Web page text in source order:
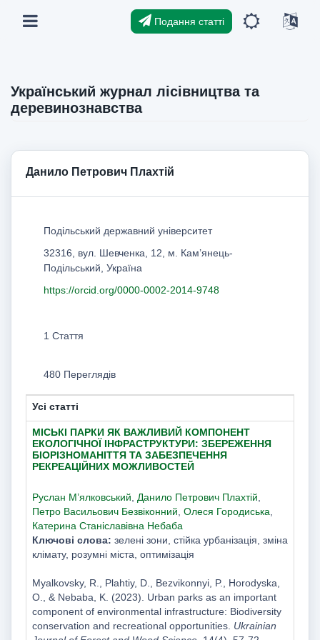
Подання статті
Український журнал лісівництва та
деревинознавства
Данило Петрович Плахтій
Подільський державний університет
32316, вул. Шевченка, 12, м. Кам’янець-
Подільський, Україна
https://orcid.org/0000-0002-2014-9748
1 Стаття
480 Переглядів
Усі статті
МІСЬКІ ПАРКИ ЯК ВАЖЛИВИЙ КОМПОНЕНТ
ЕКОЛОГІЧНОЇ ІНФРАСТРУКТУРИ: ЗБЕРЕЖЕННЯ
БІОРІЗНОМАНІТТЯ ТА ЗАБЕЗПЕЧЕННЯ
РЕКРЕАЦІЙНИХ МОЖЛИВОСТЕЙ
Руслан М’ялковський Данило Петрович Плахтій
Петро Васильович Безвіконний Олеся Городиська
Катерина Станіславівна Небаба
Ключові слова: зелені зони, стійка урбанізація, зміна
клімату, розумні міста, оптимізація
Myalkovsky, R., Plahtiy, D., Bezvikonnyi, P., Horodyska,
O., & Nebaba, K. (2023). Urban parks as an important
component of environmental infrastructure: Biodiversity
conservation and recreational opportunities. Ukrainian